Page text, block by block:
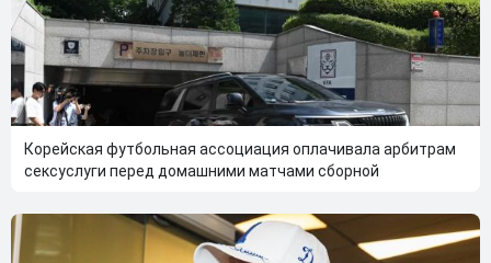
Корейская футбольная ассоциация оплачивала арбитрам
сексуслуги перед домашними матчами сборной